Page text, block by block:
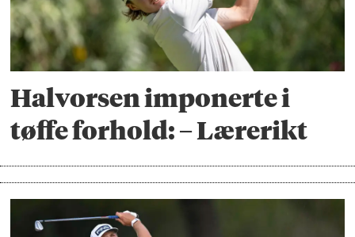
Halvorsen imponerte i
tøffe forhold: – Lærerikt